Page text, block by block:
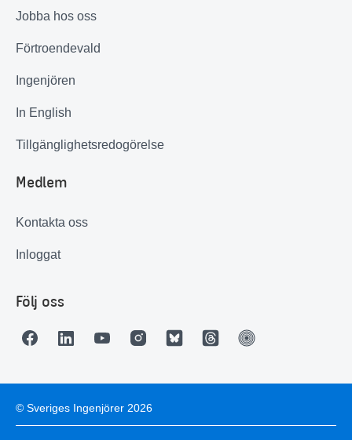
Jobba hos oss
Förtroendevald
Ingenjören
In English
Tillgänglighetsredogörelse
Medlem
Kontakta oss
Inloggat
Följ oss
© Sveriges Ingenjörer 2026